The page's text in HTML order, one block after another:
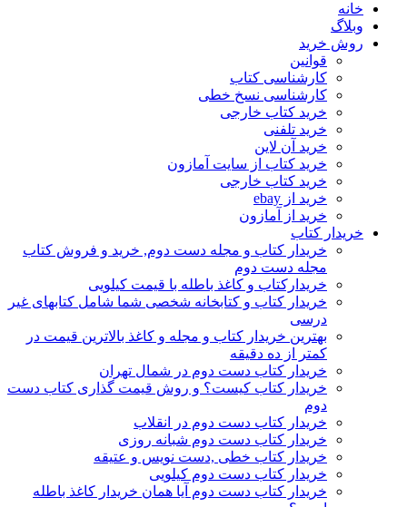
خانه
وبلاگ
روش خرید
قوانین
کارشناسی کتاب
کارشناسی نسخ خطی
خرید کتاب خارجی
خرید تلفنی
خرید آن لاین
خرید کتاب از سایت آمازون
خرید کتاب خارجی
خرید از ebay
خرید از آمازون
خریدار کتاب
خریدار کتاب و مجله دست دوم, خرید و فروش کتاب
مجله دست دوم
خریدارکتاب و کاغذ باطله با قیمت کیلویی
خریدار کتاب و کتابخانه شخصی شما شامل کتابهای غیر
درسی
بهترین خریدار کتاب و مجله و کاغذ بالاترین قیمت در
کمتر از ده دقیقه
خریدار کتاب دست دوم در شمال تهران
خریدار کتاب کیست؟ و روش قیمت گذاری کتاب دست
دوم
خریدار کتاب دست دوم در انقلاب
خریدار کتاب دست دوم شبانه روزی
خریدار کتاب خطی ,دست نویس و عتیقه
خریدار کتاب دست دوم کیلویی
خریدار کتاب دست دوم آیا همان خریدار کاغذ باطله